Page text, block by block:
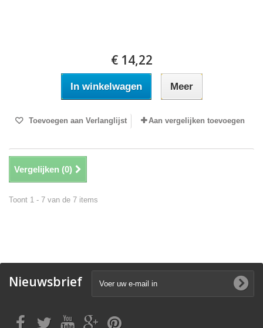
€ 14,22
In winkelwagen Meer
Toevoegen aan Verlanglijst Aan vergelijken toevoegen
Vergelijken (0)
Toont 1 - 7 van de 7 items
Nieuwsbrief